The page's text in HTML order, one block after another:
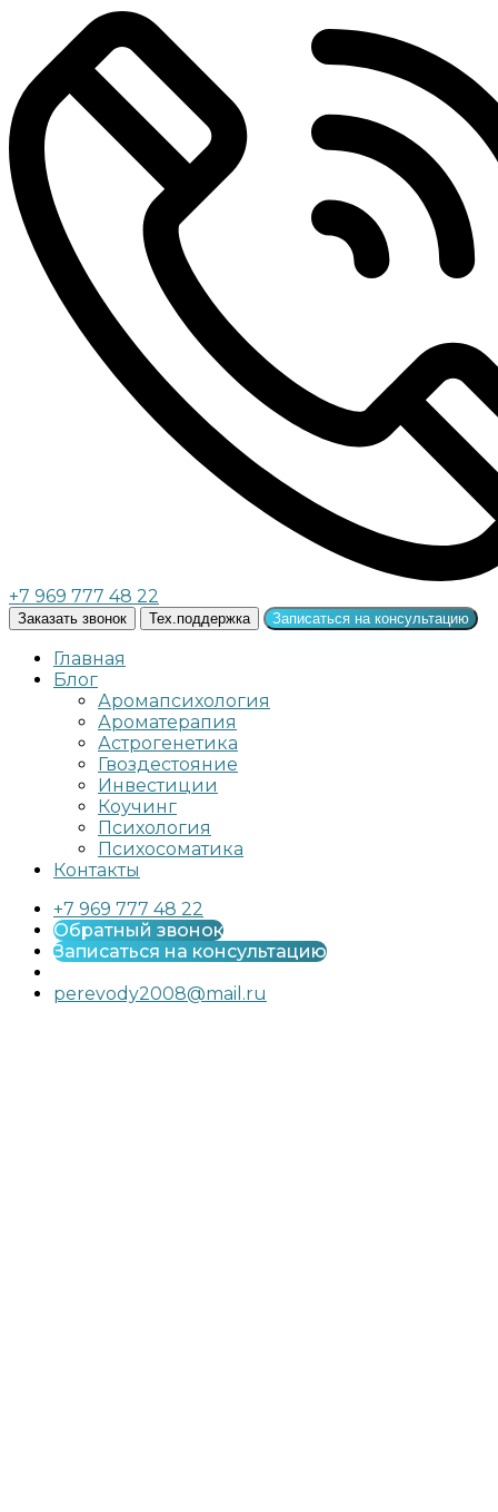
+7 969 777 48 22
Заказать звонок Тех.поддержка Записаться на консультацию
Главная
Блог
Аромапсихология
Ароматерапия
Астрогенетика
Гвоздестояние
Инвестиции
Коучинг
Психология
Психосоматика
Контакты
+7 969 777 48 22
Обратный звонок
Записаться на консультацию
perevody2008@mail.ru